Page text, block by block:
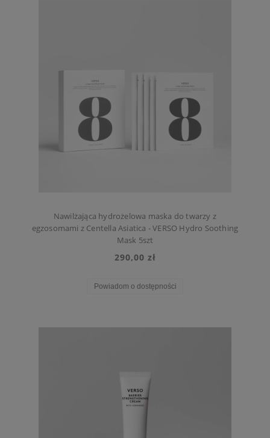
Nawilżająca hydrożelowa maska do twarzy z
egzosomami z Centella Asiatica - VERSO Hydro Soothing
Mask 5szt
290,00 zł
Powiadom o dostępności